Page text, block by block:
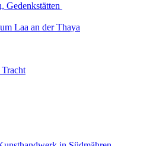
Gedenkstätten
Laa an der Thaya